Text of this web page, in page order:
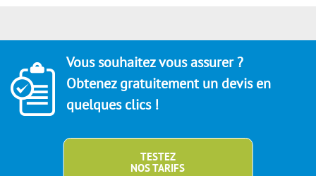
Vous souhaitez vous assurer ?
Obtenez gratuitement un devis en
quelques clics !
TESTEZ
NOS TARIFS